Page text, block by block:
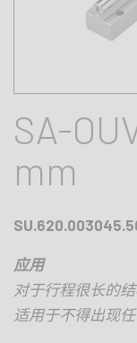
SA-
mm
应用
对于行程很长的
适用于不得出现